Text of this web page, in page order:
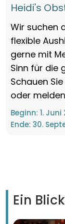
Heidi's
Wir suchen
flexible
gerne mit
Sinn für die
Schauen
oder
Beginn: 1. Juni
Ende: 30.
Ein